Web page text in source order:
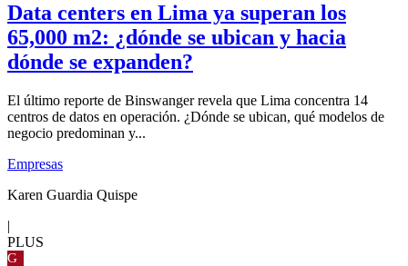
Data centers en Lima ya superan los
65,000 m2: ¿dónde se ubican y hacia
dónde se expanden?
El último reporte de Binswanger revela que Lima concentra 14
centros de datos en operación. ¿Dónde se ubican, qué modelos de
negocio predominan y...
Empresas
Karen Guardia Quispe
|
PLUS
G